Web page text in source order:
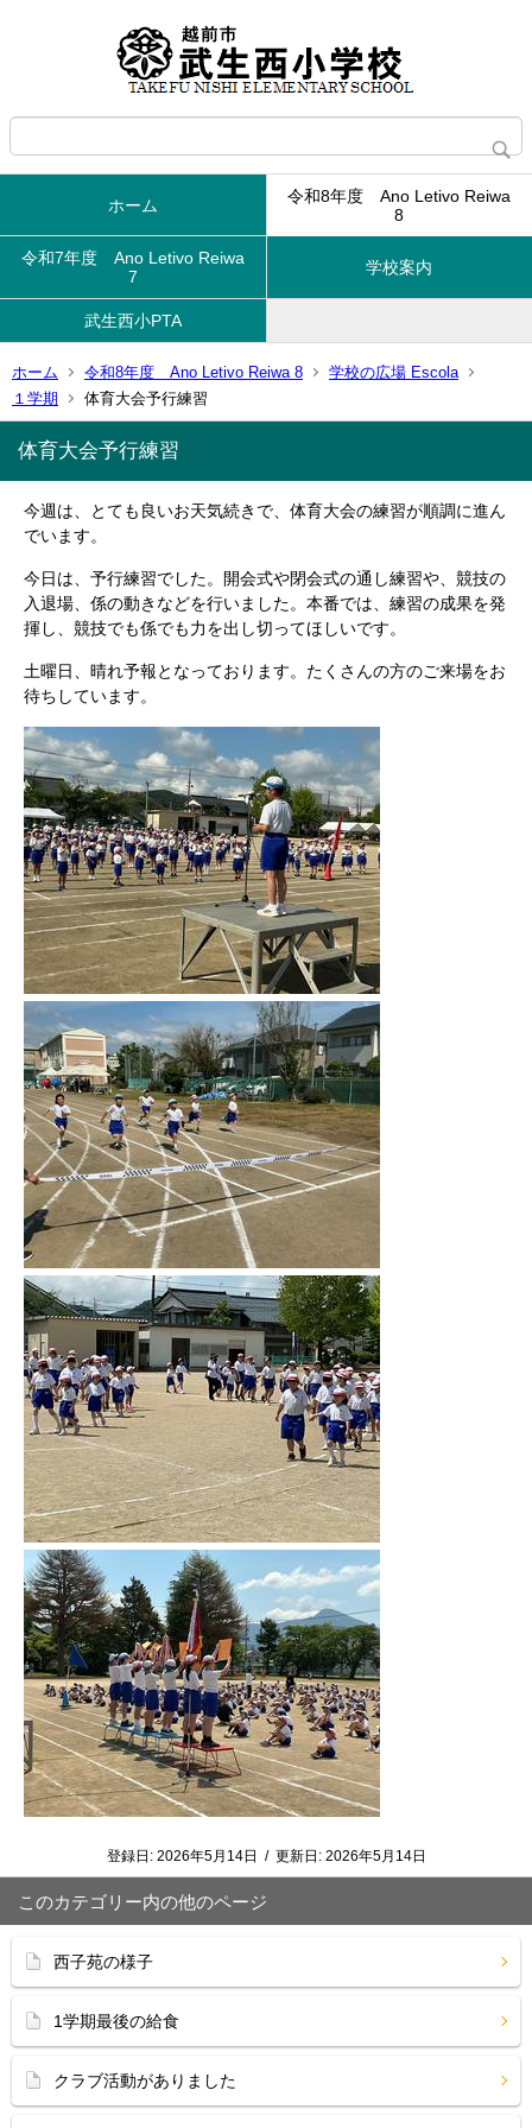
ホーム
令和8年度 Ano Letivo Reiwa
8
令和7年度 Ano Letivo Reiwa
7
学校案内
武生西小PTA
ホーム 令和8年度 Ano Letivo Reiwa 8
学校の広場 Escola
１学期
体育大会予行練習
体育大会予行練習
今週は、とても良いお天気続きで、体育大会の練習が順調に進ん
でいます。
今日は、予行練習でした。開会式や閉会式の通し練習や、競技の
入退場、係の動きなどを行いました。本番では、練習の成果を発
揮し、競技でも係でも力を出し切ってほしいです。
土曜日、晴れ予報となっております。たくさんの方のご来場をお
待ちしています。
登録日: 2026年5月14日 / 更新日: 2026年5月14日
このカテゴリー内の他のページ
西子苑の様子
1学期最後の給食
クラブ活動がありました